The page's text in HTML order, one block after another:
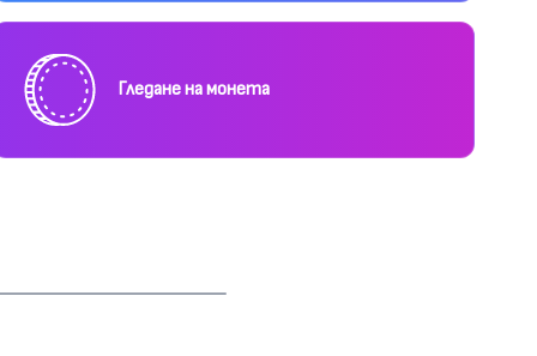
Гледане на монета